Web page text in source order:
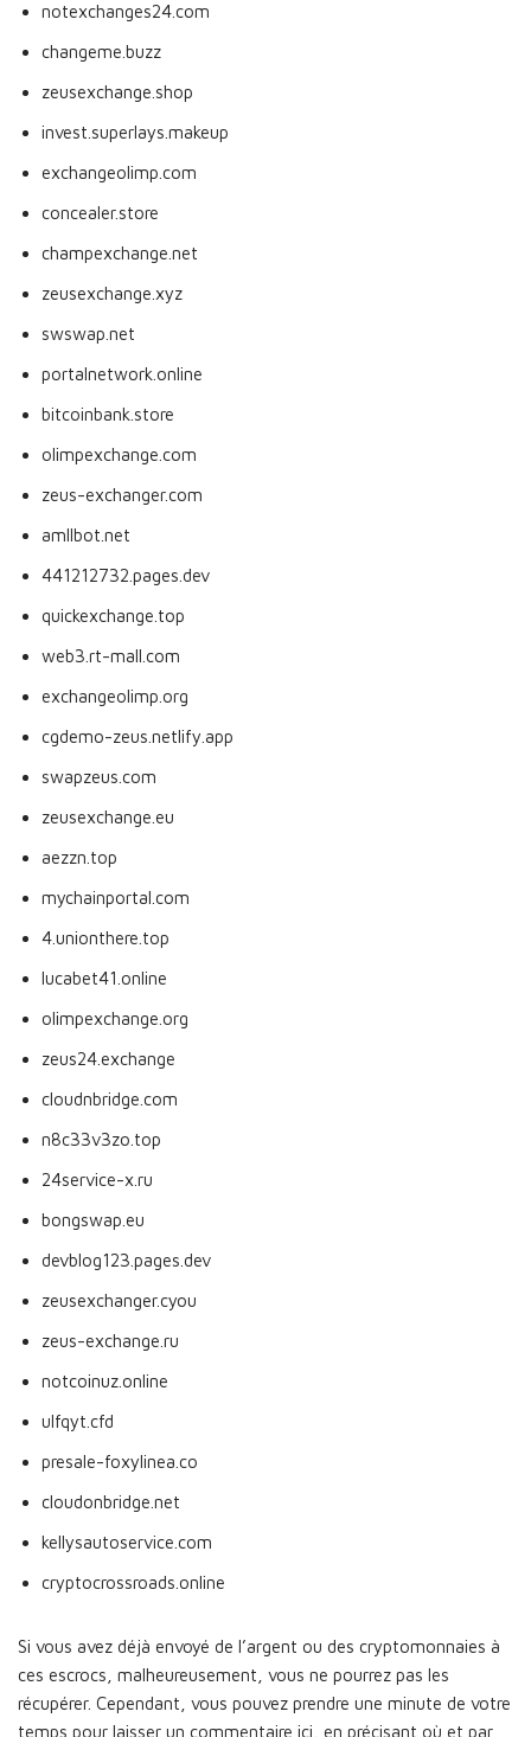
notexchanges24.com
changeme.buzz
zeusexchange.shop
invest.superlays.makeup
exchangeolimp.com
concealer.store
champexchange.net
zeusexchange.xyz
swswap.net
portalnetwork.online
bitcoinbank.store
olimpexchange.com
zeus-exchanger.com
amllbot.net
441212732.pages.dev
quickexchange.top
web3.rt-mall.com
exchangeolimp.org
cgdemo-zeus.netlify.app
swapzeus.com
zeusexchange.eu
aezzn.top
mychainportal.com
4.unionthere.top
lucabet41.online
olimpexchange.org
zeus24.exchange
cloudnbridge.com
n8c33v3zo.top
24service-x.ru
bongswap.eu
devblog123.pages.dev
zeusexchanger.cyou
zeus-exchange.ru
notcoinuz.online
ulfqyt.cfd
presale-foxylinea.co
cloudonbridge.net
kellysautoservice.com
cryptocrossroads.online
Si vous avez déjà envoyé de l’argent ou des cryptomonnaies à
ces escrocs, malheureusement, vous ne pourrez pas les
récupérer. Cependant, vous pouvez prendre une minute de votre
temps pour laisser un commentaire ici, en précisant où et par